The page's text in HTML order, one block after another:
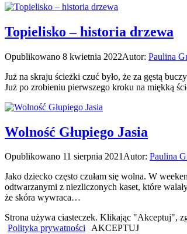
Topielisko – historia drzewa
Opublikowano 8 kwietnia 2022Autor: Paulina
Już na skraju ścieżki czuć było, że za gęstą
Już po zrobieniu pierwszego kroku na miękką
Wolność Głupiego Jasia
Opublikowano 11 sierpnia 2021Autor: Paulina
Jako dziecko często czułam się wolna. W
odtwarzanymi z niezliczonych kaset, które
że skóra wywraca…
Strona używa ciasteczek. Klikając "Akceptuj",
Polityka prywatności AKCEPTUJ